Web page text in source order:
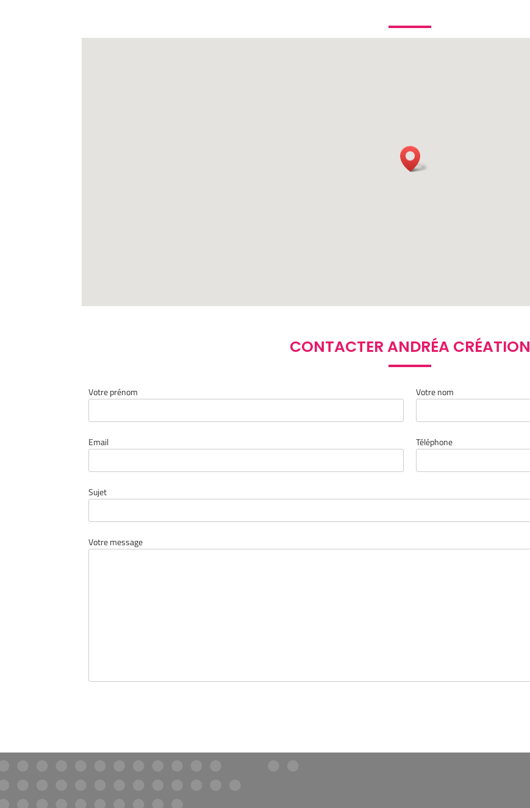
CONTACTER ANDRÉA CRÉATION
Votre prénom Votre nom
Email Téléphone
Sujet
Votre message